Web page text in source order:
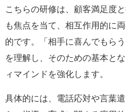
こちらの研修は、顧客満足度
も焦点を当て、相互作用的に
的です。「相手に喜んでもら
を理解し、そのための基本と
ィマインドを強化します。
具体的には、電話応対や言葉